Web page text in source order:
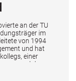
an der TU
im
von 1994
und hat
einer
und den